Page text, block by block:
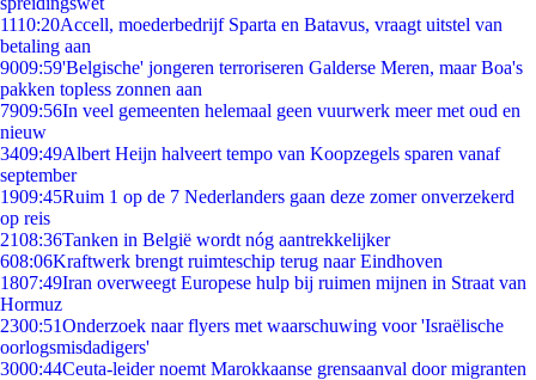
1110:20Accell, moederbedrijf Sparta en Batavus, vraagt uitstel van
betaling aan
9009:59'Belgische' jongeren terroriseren Galderse Meren, maar Boa's
pakken topless zonnen aan
7909:56In veel gemeenten helemaal geen vuurwerk meer met oud en
nieuw
3409:49Albert Heijn halveert tempo van Koopzegels sparen vanaf
september
1909:45Ruim 1 op de 7 Nederlanders gaan deze zomer onverzekerd
op reis
2108:36Tanken in België wordt nóg aantrekkelijker
608:06Kraftwerk brengt ruimteschip terug naar Eindhoven
1807:49Iran overweegt Europese hulp bij ruimen mijnen in Straat van
Hormuz
2300:51Onderzoek naar flyers met waarschuwing voor 'Israëlische
oorlogsmisdadigers'
3000:44Ceuta-leider noemt Marokkaanse grensaanval door migranten